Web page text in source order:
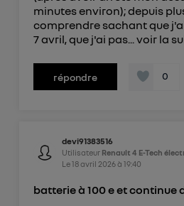
minutes environ); depuis
comprendre sachant que
7 avril, que j'ai pas... voir la
répondre 0
devi91383516
Utilisateur Renault 4 E-Tech
Le18 avril 2026à 19:40
batterie à 100 e et continue